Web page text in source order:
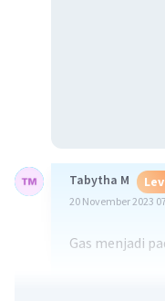
Tabytha M
20 November 2023
Gas menjadi